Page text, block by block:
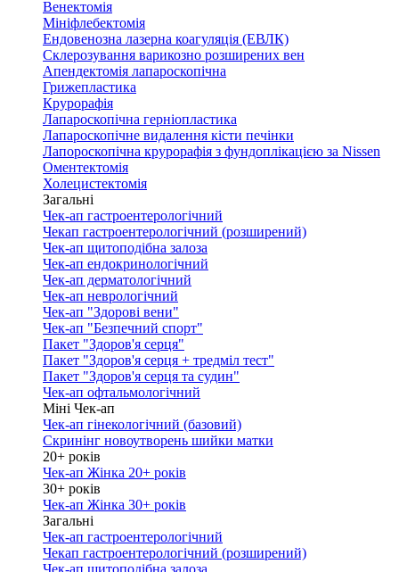
Венектомія
Мініфлебектомія
Ендовенозна лазерна коагуляція (ЕВЛК)
Склерозування варикозно розширених вен
Апендектомія лапароскопічна
Грижепластика
Крурорафія
Лапароскопічна герніопластика
Лапароскопічне видалення кісти печінки
Лапороскопічна крурорафія з фундоплікацією за Nissen
Оментектомія
Холецистектомія
Загальні
Чек-ап гастроентерологічний
Чекап гастроентерологічний (розширений)
Чек-ап щитоподібна залоза
Чек-ап ендокринологічний
Чек-ап дерматологічний
Чек-ап неврологічний
Чек-ап "Здорові вени"
Чек-ап "Безпечний спорт"
Пакет "Здоров'я серця"
Пакет "Здоров'я серця + тредміл тест"
Пакет "Здоров'я серця та судин"
Чек-ап офтальмологічний
Міні Чек-ап
Чек-ап гінекологічний (базовий)
Скринінг новоутворень шийки матки
20+ років
Чек-ап Жінка 20+ років
30+ років
Чек-ап Жінка 30+ років
Загальні
Чек-ап гастроентерологічний
Чекап гастроентерологічний (розширений)
Чек-ап щитоподібна залоза